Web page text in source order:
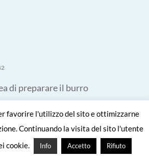
di preparare il burro
dalla panna fresca, per un
home made e poterlo
dei gusti del momento o
quali abbinarlo 🙂
favorire l'utilizzo del sito e ottimizzarne
Continuando la visita del sito l'utente
cookie.
Info Accetto Rifiuto